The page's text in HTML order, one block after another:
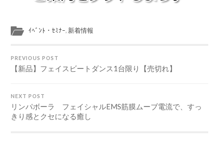
ｲﾍﾞﾝﾄ・ｾﾐﾅｰ, 新着情報
PREVIOUS POST
【新品】フェイスビートダンス1台限り【売切れ】
NEXT POST
リンパボーラ フェイシャルEMS筋膜ムーブ電流で、すっ
きり感とクセになる癒し